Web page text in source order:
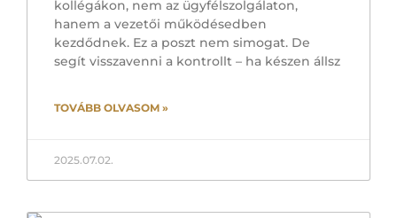
kollégákon, nem az ügyfélszolgálaton,
hanem a vezetői működésedben
kezdődnek. Ez a poszt nem simogat. De
segít visszavenni a kontrollt – ha készen állsz
TOVÁBB OLVASOM »
2025.07.02.